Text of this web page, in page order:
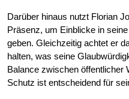
Darüber hinaus nutzt Florian
Präsenz, um Einblicke in
geben. Gleichzeitig achtet er
halten, was seine
Balance zwischen öffentlicher
Schutz ist entscheidend für